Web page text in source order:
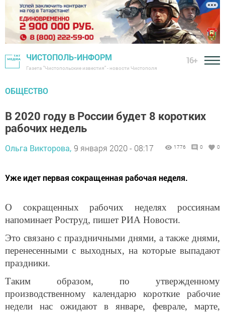
ЧИСТОПОЛЬ-ИНФОРМ
Газета "Чистопольские известия" - новости Чистополя
16+
ОБЩЕСТВО
В 2020 году в России будет 8 коротких
рабочих недель
Ольга Викторова, 9 января 2020 - 08:17 1776 0 0
Уже идет первая сокращенная рабочая неделя.
О сокращенных рабочих неделях россиянам
напоминает Роструд, пишет РИА Новости.
Это связано с праздничными днями, а также днями,
перенесенными с выходных, на которые выпадают
праздники.
Таким образом, по утвержденному
производственному календарю короткие рабочие
недели нас ожидают в январе, феврале, марте,